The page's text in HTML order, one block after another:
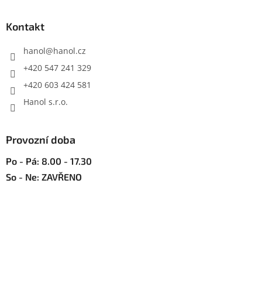
Kontakt
hanol@hanol.cz
+420 547 241 329
+420 603 424 581
Hanol s.r.o.
Provozní doba
Po - Pá: 8.00 - 17.30
So - Ne: ZAVŘENO